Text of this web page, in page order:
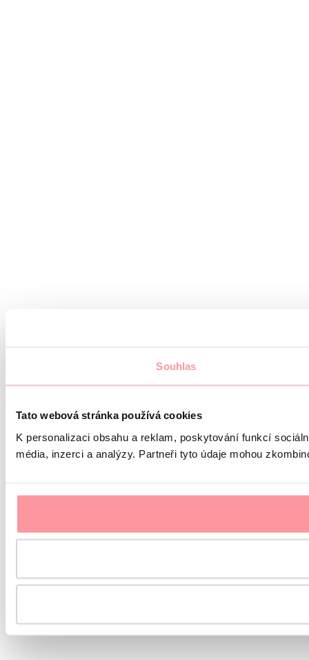
Souhlas
Tato webová stránka používá cookies
K personalizaci obsahu a reklam, poskytování funkcí
média, inzerci a analýzy. Partneři tyto údaje mohou